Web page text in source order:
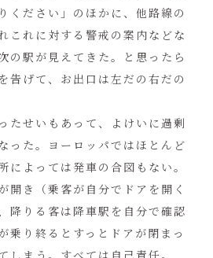
ください」のほかに、他路線の
これに対する警戒の案内などな
の駅が見えてきた。と思ったら
告げて、お出口は左だの右だの
たせいもあって、よけいに過剰
った。ヨーロッパではほとんど
によっては発車の合図もない。
開き（乗客が自分でドアを開く
降りる客は降車駅を自分で確認
乗り終るとすっとドアが閉まっ